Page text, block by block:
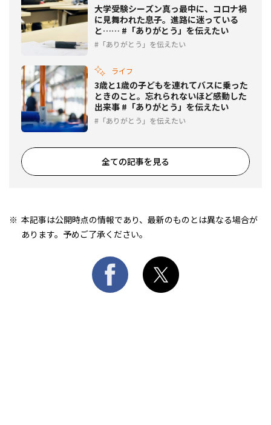
大学受験シーズン真っ最中に、コロナ禍
に見舞われた息子。進路に迷っている
と…… #「ありがとう」を伝えたい
「ありがとう」を伝えたい
ライフ
3歳と1歳の子どもを連れてバスに乗った
ときのこと。忘れられないほど感動した
出来事 #「ありがとう」を伝えたい
「ありがとう」を伝えたい
全ての記事を見る
本記事は公開時点の情報であり、最新のものとは異なる場合が
あります。予めご了承ください。